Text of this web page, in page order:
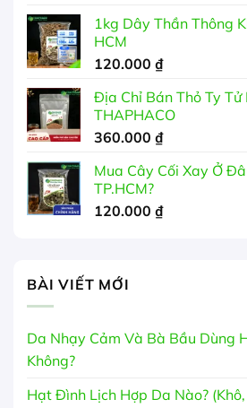
1kg Dây Thần Thông
HCM
120.000 ₫
Địa Chỉ Bán Thỏ Ty Tử
THAPHACO
360.000 ₫
Mua Cây Cối Xay Ở
TP.HCM?
120.000 ₫
BÀI VIẾT MỚI
Da Nhạy Cảm Và Bà Bầu Dùng
Không?
Hạt Đình Lịch Hợp Da Nào?